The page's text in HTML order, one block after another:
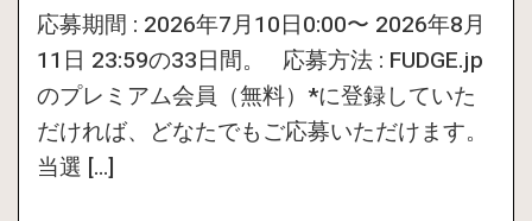
応募期間 : 2026年7月10日0:00〜 2026年8月
11日 23:59の33日間。 応募方法 : FUDGE.jp
のプレミアム会員（無料）*に登録していた
だければ、どなたでもご応募いただけます。
当選 […]